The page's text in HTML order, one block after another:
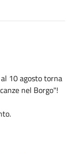
10 agosto torna
nel Borgo"!